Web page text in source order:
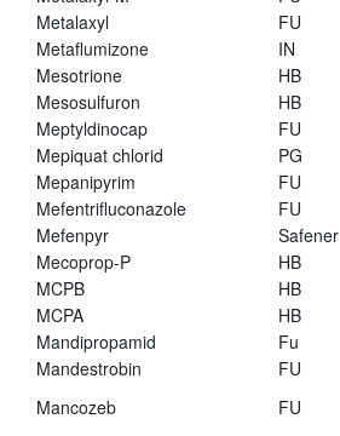
Metalaxyl
FU
Metaflumizone
IN
Mesotrione
HB
Mesosulfuron
HB
Meptyldinocap
FU
Mepiquat chlorid
PG
Mepanipyrim
FU
Mefentrifluconazole
FU
Mefenpyr
Safener
Mecoprop-P
HB
MCPB
HB
MCPA
HB
Mandipropamid
Fu
Mandestrobin
FU
Mancozeb
FU